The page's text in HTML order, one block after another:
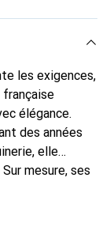
les exigences,
élégance.
des années
elle
mesure, ses
pour